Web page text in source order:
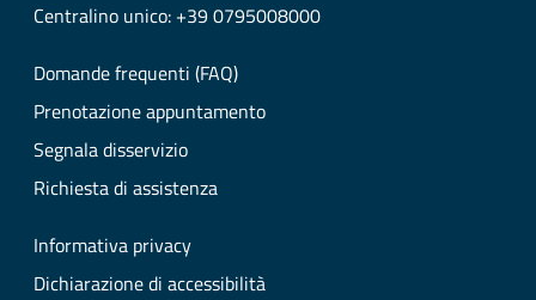
Centralino unico: +39 0795008000
Domande frequenti (FAQ)
Prenotazione appuntamento
Segnala disservizio
Richiesta di assistenza
Informativa privacy
Dichiarazione di accessibilità